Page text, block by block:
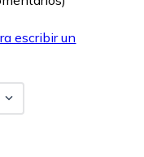
escribir un